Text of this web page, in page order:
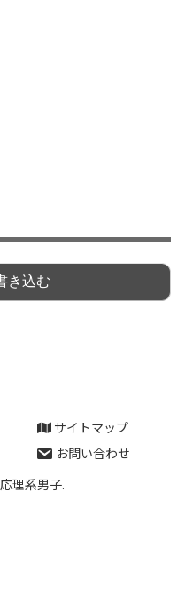
き込む
サイトマップ
お問い合わせ
理系男子.